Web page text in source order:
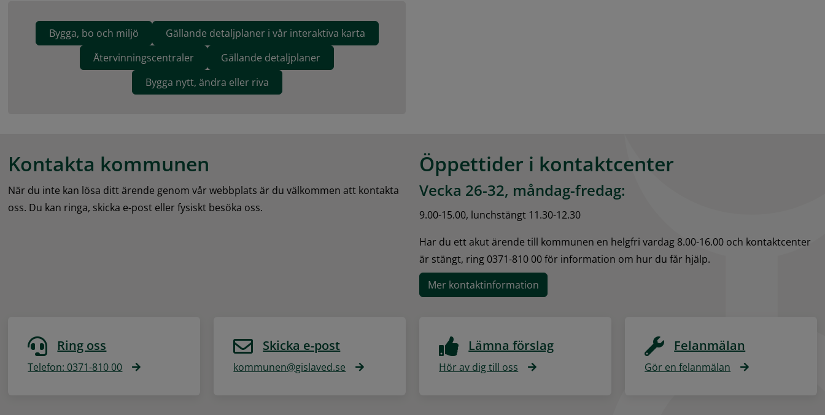
Bygga, bo och miljö
Gällande detaljplaner i vår interaktiva karta
Återvinningscentraler
Gällande detaljplaner
Bygga nytt, ändra eller riva
Kontakta kommunen
När du inte kan lösa ditt ärende genom vår webbplats är du välkommen att kontakta
oss. Du kan ringa, skicka e-post eller fysiskt besöka oss.
Öppettider i kontaktcenter
Vecka 26-32, måndag-fredag:
9.00-15.00, lunchstängt 11.30-12.30
Har du ett akut ärende till kommunen en helgfri vardag 8.00-16.00 och kontaktcenter
är stängt, ring 0371-810 00 för information om hur du får hjälp.
Mer kontaktinformation
Ring oss
Telefon: 0371-810 00
Skicka e-post
kommunen@gislaved.se
Lämna förslag
Hör av dig till oss
Felanmälan
Gör en felanmälan